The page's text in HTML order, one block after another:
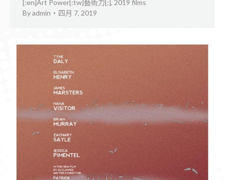
[:en]Art Power[:tw]藝術力[:], 2019 films
Byadmin 四月 7, 2019